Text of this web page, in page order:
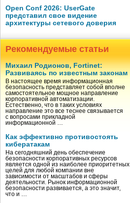
Open Conf 2026: UserGate
представил свое видение
архитектуры сетевого доверия
Рекомендуемые статьи
Михаил Родионов, Fortinet:
Развиваясь по известным законам
В настоящее время информационная
безопасность представляет собой вполне
самостоятельное мощное направление
корпоративной автоматизации.
Естественно, что в таких условиях
направление это все теснее связывается
с вопросами прикладной
информационной …
Как эффективно противостоять
кибератакам
На сегодняшний день обеспечение
безопасности корпоративных ресурсов
является одной из наиболее приоритетных
целей для любой компании вне
зависимости от масштабов и сферы
деятельности. Рынок информационной
безопасности развивается, а это значит,
что и …